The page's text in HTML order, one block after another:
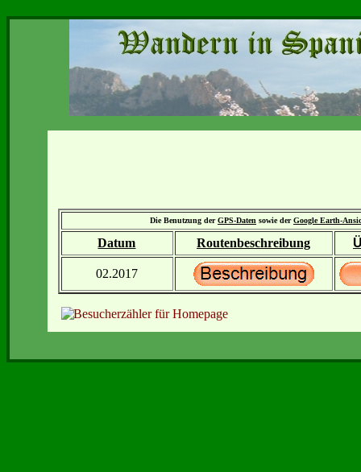
Die Benutzung derGPS-Daten sowie derGoogle Earth-
Datum Routenbeschreibung
02.2017